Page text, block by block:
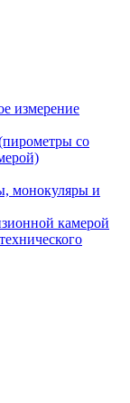
измерение
со
монокуляры и
камерой